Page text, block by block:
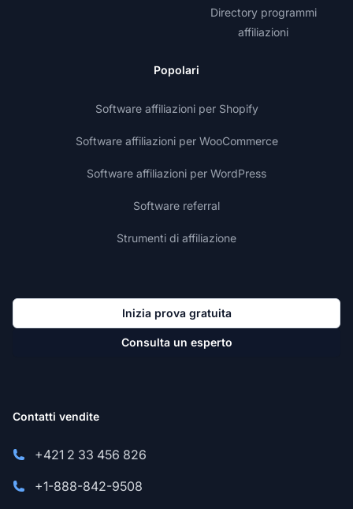
Directory programmi
affiliazioni
Popolari
Software affiliazioni per Shopify
Software affiliazioni per WooCommerce
Software affiliazioni per WordPress
Software referral
Strumenti di affiliazione
Inizia prova gratuita
Consulta un esperto
Contatti vendite
+421 2 33 456 826
+1-888-842-9508